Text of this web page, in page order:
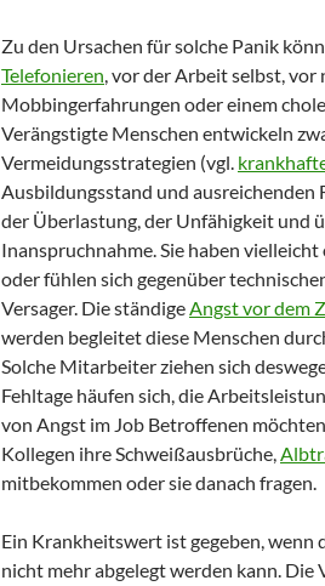
Zu den Ursachen für solche Panik
Telefonieren, vor der Arbeit selbst, vor
Mobbingerfahrungen oder einem
Verängstigte Menschen entwickeln
Vermeidungsstrategien (vgl.
Ausbildungsstand und ausreichenden
der Überlastung, der Unfähigkeit und
Inanspruchnahme. Sie haben vielleicht
oder fühlen sich gegenüber
Versager. Die ständigeAngst vor dem
werden begleitet diese Menschen
Solche Mitarbeiter ziehen sich
Fehltage häufen sich, die
von Angst im Job Betroffenen
Kollegen ihre Schweißausbrüche,
mitbekommen oder sie danach fragen.
Ein Krankheitswert ist gegeben, wenn
nicht mehr abgelegt werden kann. Die